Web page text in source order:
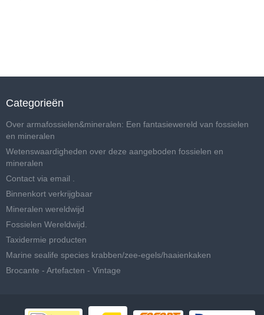
Categorieën
Over armafossielen&mineralen: Een fantasiewereld van fossielen
en mineralen
Wetenswaardigheden over deze aangeboden fossielen en
mineralen
Contact via email .
Binnenkort verkrijgbaar
Mineralen wereldwijd
Fossielen Wereldwijd.
Taxidermie producten
Marine sealife species krabben/zee-egels/haaienkaken
Brocante - Artefacten - Vintage